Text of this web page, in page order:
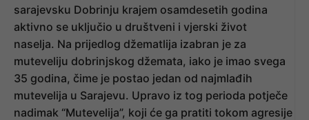
sarajevsku Dobrinju krajem osamdesetih godina
aktivno se uključio u društveni i vjerski život
naselja. Na prijedlog džematlija izabran je za
muteveliju dobrinjskog džemata, iako je imao svega
35 godina, čime je postao jedan od najmlađih
mutevelija u Sarajevu. Upravo iz tog perioda potječe
nadimak “Mutevelija”, koji će ga pratiti tokom agresije